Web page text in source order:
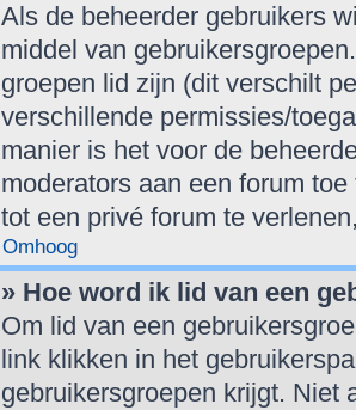
Als de beheerder gebruikers
middel van
groepen lid zijn (dit verschilt
verschillende permissies/
manier is het voor de
moderators aan een forum
tot een privé forum te
Omhoog
» Hoe word ik lid van een
Om lid van een
link klikken in het
gebruikersgroepen krijgt. Niet